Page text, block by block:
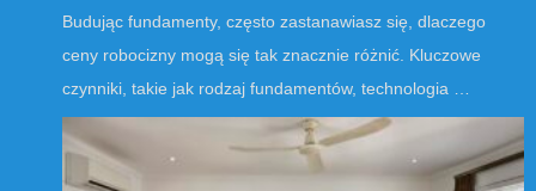
Budując fundamenty, często zastanawiasz się, dlaczego
ceny robocizny mogą się tak znacznie różnić. Kluczowe
czynniki, takie jak rodzaj fundamentów, technologia …